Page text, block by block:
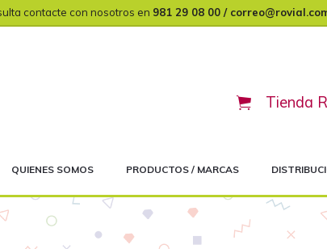
contacte con nosotros en 981 29 08 00 /
Right
Tienda
QUIENES SOMOS PRODUCTOS / MARCAS